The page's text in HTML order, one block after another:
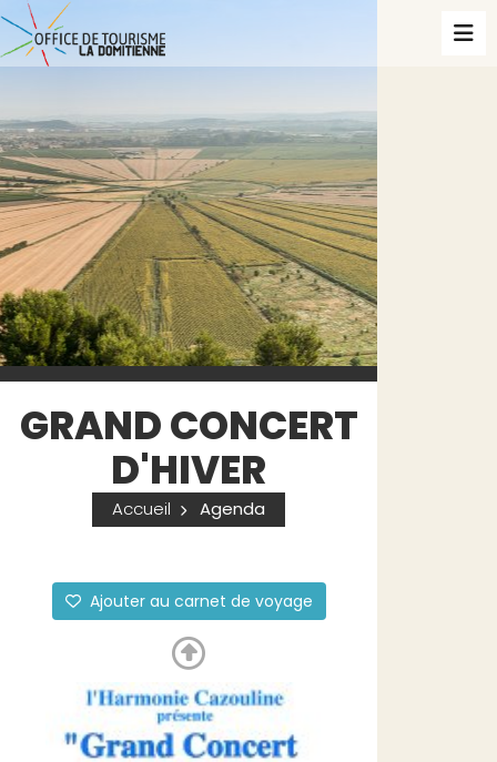
GRAND CONCERT
D'HIVER
Accueil Agenda
Ajouter au carnet de voyage